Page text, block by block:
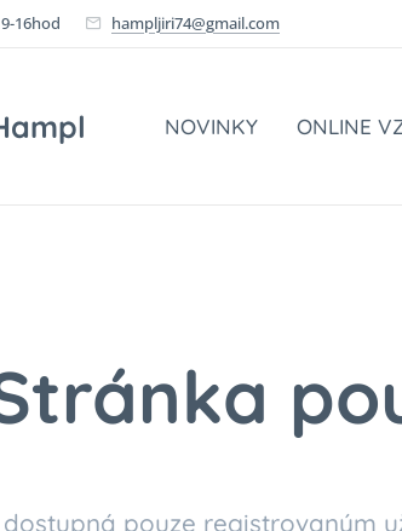
16hod hampljiri74@gmail.com
NOVINKY ONLINE
pouze registrovaným